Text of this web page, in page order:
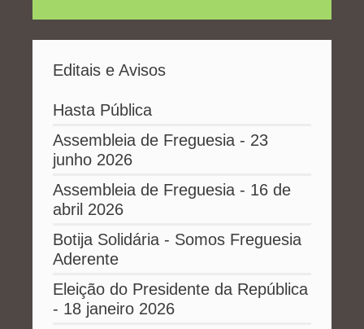
Editais e Avisos
Hasta Pública
Assembleia de Freguesia - 23
junho 2026
Assembleia de Freguesia - 16 de
abril 2026
Botija Solidária - Somos Freguesia
Aderente
Eleição do Presidente da República
- 18 janeiro 2026